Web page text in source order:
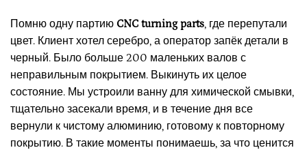
Помню одну партию CNC turning parts, где перепутали
цвет. Клиент хотел серебро, а оператор запёк детали в
черный. Было больше 200 маленьких валов с
неправильным покрытием. Выкинуть их целое
состояние. Мы устроили ванну для химической смывки,
тщательно засекали время, и в течение дня все
вернули к чистому алюминию, готовому к повторному
покрытию. В такие моменты понимаешь, за что ценится